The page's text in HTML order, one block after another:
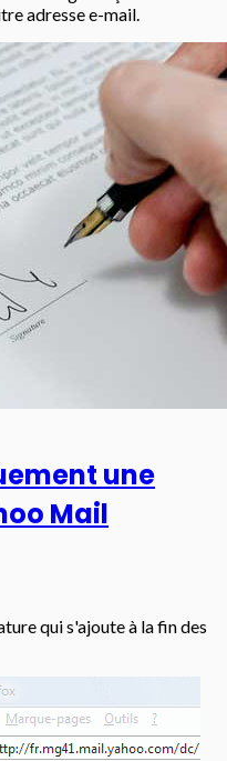
adresse e-mail.
une
Mail
qui s'ajoute à la fin des